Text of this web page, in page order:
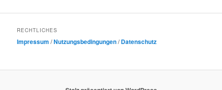
RECHTLICHES
Impressum /Nutzungsbedingungen/Datenschutz